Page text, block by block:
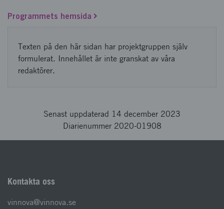
Programmets hemsida
Texten på den här sidan har projektgruppen själv
formulerat. Innehållet är inte granskat av våra
redaktörer.
Senast uppdaterad 14 december 2023
Diarienummer 2020-01908
Kontakta oss
vinnova@vinnova.se